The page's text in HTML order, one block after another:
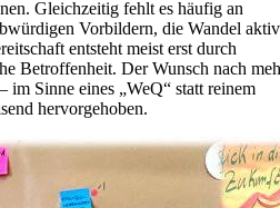
Gleichzeitig fehlt es häufig an
Vorbildern, die Wandel aktiv
entsteht meist erst durch
Betroffenheit. Der Wunsch nach
im Sinne eines „WeQ“ statt reinem
hervorgehoben.